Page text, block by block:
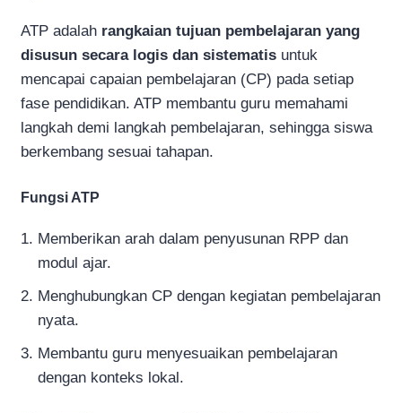
ATP adalah rangkaian tujuan pembelajaran yang
disusun secara logis dan sistematis untuk
mencapai capaian pembelajaran (CP) pada setiap
fase pendidikan. ATP membantu guru memahami
langkah demi langkah pembelajaran, sehingga siswa
berkembang sesuai tahapan.
Fungsi ATP
Memberikan arah dalam penyusunan RPP dan
modul ajar.
Menghubungkan CP dengan kegiatan pembelajaran
nyata.
Membantu guru menyesuaikan pembelajaran
dengan konteks lokal.